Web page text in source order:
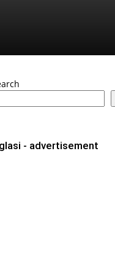
- advertisement